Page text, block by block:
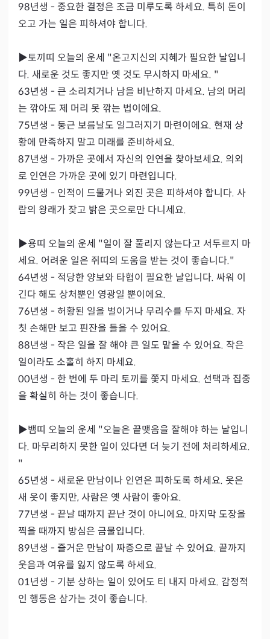
98년생 - 중요한 결정은 조금 미루도록 하세요. 특히 돈이
오고 가는 일은 피하셔야 합니다.
▶토끼띠 오늘의 운세 "온고지신의 지혜가 필요한 날입니
다. 새로운 것도 좋지만 옛 것도 무시하지 마세요. "
63년생 - 큰 소리치거나 남을 비난하지 마세요. 남의 머리
는 깎아도 제 머리 못 깎는 법이에요.
75년생 - 둥근 보름날도 일그러지기 마련이에요. 현재 상
황에 만족하지 말고 미래를 준비하세요.
87년생 - 가까운 곳에서 자신의 인연을 찾아보세요. 의외
로 인연은 가까운 곳에 있기 마련입니다.
99년생 - 인적이 드물거나 외진 곳은 피하셔야 합니다. 사
람의 왕래가 잦고 밝은 곳으로만 다니세요.
▶용띠 오늘의 운세 "일이 잘 풀리지 않는다고 서두르지 마
세요. 어려운 일은 쥐띠의 도움을 받는 것이 좋습니다."
64년생 - 적당한 양보와 타협이 필요한 날입니다. 싸워 이
긴다 해도 상처뿐인 영광일 뿐이에요.
76년생 - 허황된 일을 벌이거나 무리수를 두지 마세요. 자
칫 손해만 보고 핀잔을 들을 수 있어요.
88년생 - 작은 일을 잘 해야 큰 일도 맡을 수 있어요. 작은
일이라도 소홀히 하지 마세요.
00년생 - 한 번에 두 마리 토끼를 쫓지 마세요. 선택과 집중
을 확실히 하는 것이 좋습니다.
▶뱀띠 오늘의 운세 "오늘은 끝맺음을 잘해야 하는 날입니
다. 마무리하지 못한 일이 있다면 더 늦기 전에 처리하세요.
"
65년생 - 새로운 만남이나 인연은 피하도록 하세요. 옷은
새 옷이 좋지만, 사람은 옛 사람이 좋아요.
77년생 - 끝날 때까지 끝난 것이 아니에요. 마지막 도장을
찍을 때까지 방심은 금물입니다.
89년생 - 즐거운 만남이 짜증으로 끝날 수 있어요. 끝까지
웃음과 여유를 잃지 않도록 하세요.
01년생 - 기분 상하는 일이 있어도 티 내지 마세요. 감정적
인 행동은 삼가는 것이 좋습니다.